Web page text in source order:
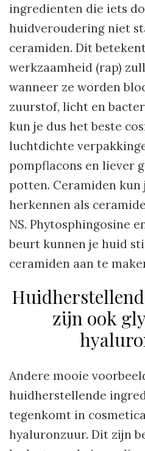
ingredienten die iets
huidveroudering niet
ceramiden. Dit
werkzaamheid (rap)
wanneer ze worden
zuurstof, licht en
kun je dus het beste
luchtdichte
pompflacons en liever
potten. Ceramiden kun
herkennen als ceramide
NS. Phytosphingosine
beurt kunnen je huid
ceramiden aan te
zijn ook
Andere mooie
huidherstellende
tegenkomt in
hyaluronzuur. Dit zijn